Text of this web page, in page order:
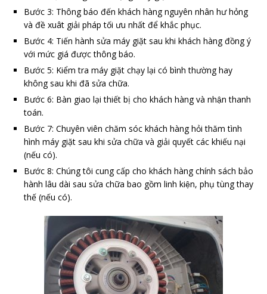
Bước 3: Thông báo đến khách hàng nguyên nhân hư hỏng
và đề xuât giải pháp tối ưu nhất để khắc phục.
Bước 4: Tiến hành sửa máy giặt sau khi khách hàng đồng ý
với mức giá được thông báo.
Bước 5: Kiểm tra máy giặt chạy lại có bình thường hay
không sau khi đã sửa chữa.
Bước 6: Bàn giao lại thiết bị cho khách hàng và nhận thanh
toán.
Bước 7: Chuyên viên chăm sóc khách hàng hỏi thăm tình
hình máy giặt sau khi sửa chữa và giải quyết các khiếu nại
(nếu có).
Bước 8: Chúng tôi cung cấp cho khách hàng chính sách bảo
hành lâu dài sau sửa chữa bao gồm linh kiện, phụ tùng thay
thế (nếu có).